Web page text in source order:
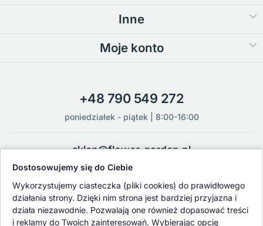
Inne
Moje konto
+48 790 549 272
poniedziałek - piątek | 8:00-16:00
sklep@flower-garden.pl
Oferowane przez nas rośliny i nasiona podlegają regularnej ścisłej
kontroli jakości oraz kontroli zdrowotnej przeprowadzanej przez
wykwalifikowane osoby z Państwowej Inspekcji Ochrony Roślin i
Nasiennictwa.
Dostosowujemy się do Ciebie
Wykorzystujemy ciasteczka (pliki cookies) do prawidłowego
działania strony. Dzięki nim strona jest bardziej przyjazna i
działa niezawodnie. Pozwalają one również dopasować treści
i reklamy do Twoich zainteresowań. Wybierając opcję